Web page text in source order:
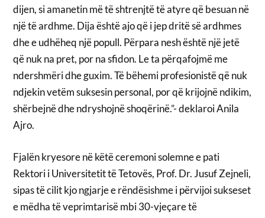
dijen, si amanetin më të shtrenjtë të atyre që besuan në
një të ardhme. Dija është ajo që i jep dritë së ardhmes
dhe e udhëheq një popull. Përpara nesh është një jetë
që nuk na pret, por na sfidon. Le ta përqafojmë me
ndershmëri dhe guxim. Të bëhemi profesionistë që nuk
ndjekin vetëm suksesin personal, por që krijojnë ndikim,
shërbejnë dhe ndryshojnë shoqërinë.”- deklaroi Anila
Ajro.
Fjalën kryesore në këtë ceremoni solemne e pati
Rektori i Universitetit të Tetovës, Prof. Dr. Jusuf Zejneli,
sipas të cilit kjo ngjarje e rëndësishme i përvijoi sukseset
e mëdha të veprimtarisë mbi 30-vjeçare të